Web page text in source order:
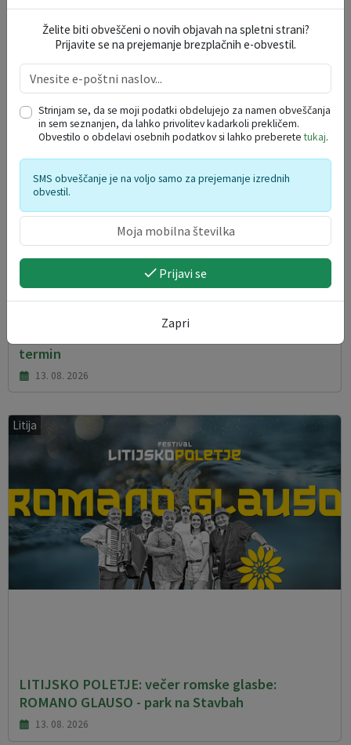
Dedee Koželj
12. 08. 2026
Kamnik
VGC+ Pomoč z elektronskimi napravami – odprti
termin
13. 08. 2026
Litija
LITIJSKO POLETJE: večer romske glasbe:
ROMANO GLAUSO - park na Stavbah
13. 08. 2026
Želite biti obveščeni o novih objavah na spletni strani?
Prijavite se na prejemanje brezplačnih e-obvestil.
Strinjam se, da se moji podatki obdelujejo za namen obveščanja
in sem seznanjen, da lahko privolitev kadarkoli prekličem.
Obvestilo o obdelavi osebnih podatkov si lahko preberetetukaj.
SMS obveščanje je na voljo samo za prejemanje izrednih
obvestil.
Prijavi se
Zapri